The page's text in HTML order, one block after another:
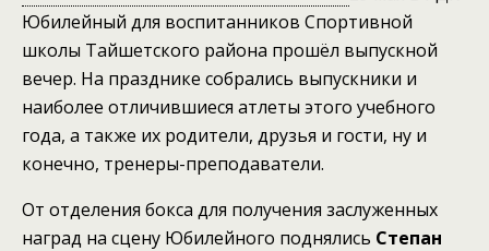
Юбилейный для воспитанников Спортивной
школы Тайшетского района прошёл выпускной
вечер. На празднике собрались выпускники и
наиболее отличившиеся атлеты этого учебного
года, а также их родители, друзья и гости, ну и
конечно, тренеры-преподаватели.
От отделения бокса для получения заслуженных
наград на сцену Юбилейного поднялись Степан